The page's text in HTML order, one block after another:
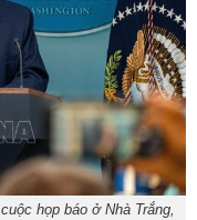
họp báo ở Nhà Trắng,